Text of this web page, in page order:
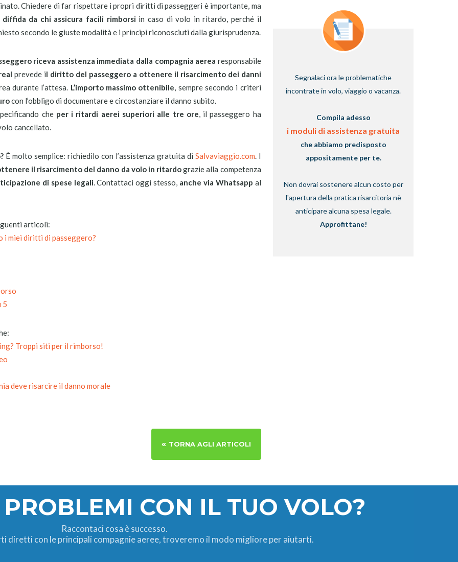
Chiedere di far rispettare i propri diritti di passeggeri è importante, ma
diffida da chi assicura facili rimborsi in caso di volo in ritardo, perché il
secondo le giuste modalità e i principi riconosciuti dalla giurisprudenza.
riceva assistenza immediata dalla compagnia aerea responsabile
prevede il diritto del passeggero a ottenere il risarcimento dei danni
durante l’attesa. L’importo massimo ottenibile, sempre secondo i criteri
con l’obbligo di documentare e circostanziare il danno subìto.
che per i ritardi aerei superiori alle tre ore, il passeggero ha
cancellato.
È molto semplice: richiedilo con l’assistenza gratuita di Salvaviaggio.com. I
il risarcimento del danno da volo in ritardograzie alla competenza
di spese legali. Contattaci oggi stesso, anche via Whatsapp al
articoli:
i miei diritti di passeggero?
5
Troppi siti per il rimborso!
deve risarcire il danno morale
« TORNA AGLI ARTICOLI
Segnalaci ora le problematiche
incontrate in volo, viaggio o vacanza.
Compila adesso
i moduli di assistenza gratuita
che abbiamo predisposto
appositamente per te.
Non dovrai sostenere alcun costo per
l'apertura della pratica risarcitoria nè
anticipare alcuna spesa legale.
Approfittane!
CON IL TUO VOLO?
Raccontaci cosa è successo.
diretti con le principali compagnie aeree, troveremo il modo migliore per aiutarti.